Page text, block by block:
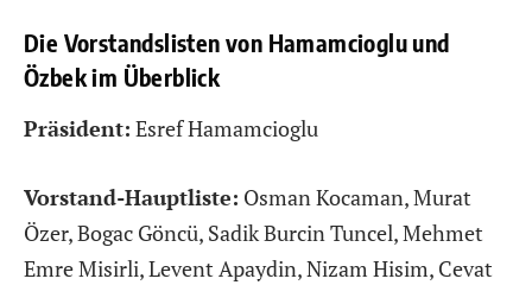
Die Vorstandslisten von Hamamcioglu und
Özbek im Überblick
Präsident: Esref Hamamcioglu
Vorstand-Hauptliste: Osman Kocaman, Murat
Özer, Bogac Göncü, Sadik Burcin Tuncel, Mehmet
Emre Misirli, Levent Apaydin, Nizam Hisim, Cevat